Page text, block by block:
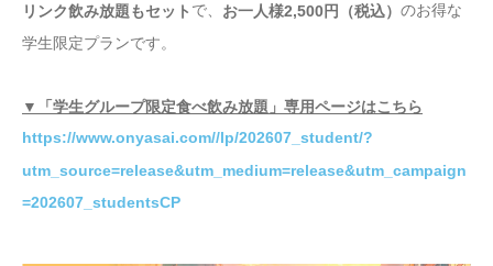
リンク飲み放題もセット で、 お一人様2,500円（税込） のお得な
学生限定プランです。
▼「学生グループ限定食べ飲み放題」専用ページはこちら
https://www.onyasai.com//lp/202607_student/?
utm_source=release&utm_medium=release&utm_campaign
=202607_studentsCP